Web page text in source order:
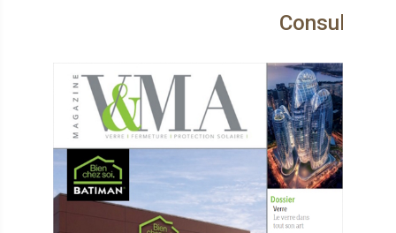
Consultez le magazine